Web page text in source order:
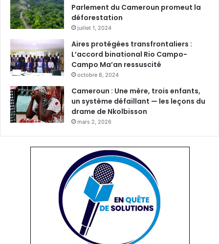
Parlement du Cameroun promeut la
déforestation
juillet 1, 2024
Aires protégées transfrontaliers :
L’accord binational Rio Campo-
Campo Ma’an ressuscité
octobre 8, 2024
Cameroun : Une mère, trois enfants,
un système défaillant — les leçons du
drame de Nkolbisson
mars 2, 2026